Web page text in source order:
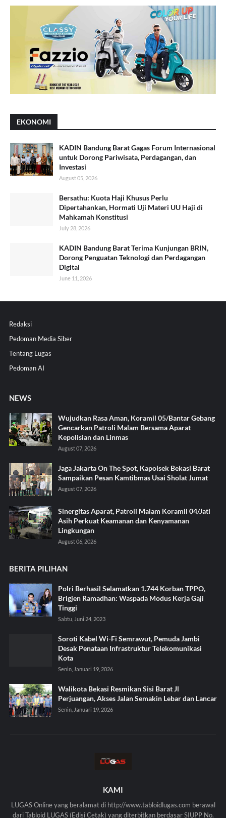
EKONOMI
KADIN Bandung Barat Gagas Forum Internasional
untuk Dorong Pariwisata, Perdagangan, dan
Investasi
August 05, 2026
Bersathu: Kuota Haji Khusus Perlu
Dipertahankan, Hormati Uji Materi UU Haji di
Mahkamah Konstitusi
July 28, 2026
KADIN Bandung Barat Terima Kunjungan BRIN,
Dorong Penguatan Teknologi dan Perdagangan
Digital
June 11, 2026
Redaksi
Pedoman Media Siber
Tentang Lugas
Pedoman AI
NEWS
Wujudkan Rasa Aman, Koramil 05/Bantar Gebang
Gencarkan Patroli Malam Bersama Aparat
Kepolisian dan Linmas
August 07, 2026
Jaga Jakarta On The Spot, Kapolsek Bekasi Barat
Sampaikan Pesan Kamtibmas Usai Sholat Jumat
August 07, 2026
Sinergitas Aparat, Patroli Malam Koramil 04/Jati
Asih Perkuat Keamanan dan Kenyamanan
Lingkungan
August 06, 2026
BERITA PILIHAN
Polri Berhasil Selamatkan 1.744 Korban TPPO,
Brigjen Ramadhan: Waspada Modus Kerja Gaji
Tinggi
Sabtu, Juni 24, 2023
Soroti Kabel Wi-Fi Semrawut, Pemuda Jambi
Desak Penataan Infrastruktur Telekomunikasi
Kota
Senin, Januari 19, 2026
Walikota Bekasi Resmikan Sisi Barat Jl
Perjuangan, Akses Jalan Semakin Lebar dan Lancar
Senin, Januari 19, 2026
KAMI
LUGAS Online yang beralamat di http://www.tabloidlugas.com berawal
dari Tabloid LUGAS (Edisi Cetak) yang diterbitkan berdasar SIUPP No.